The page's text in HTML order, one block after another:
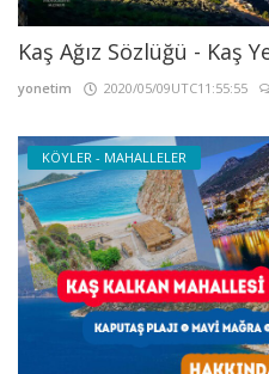
Kaş Ağız Sözlüğü - Kaş
yonetim 2020/05/09UTC11:55:55
KÖYLER - MAHALLELER